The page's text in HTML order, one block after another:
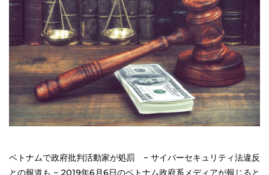
ベトナムで政府批判活動家が処罰 − サイバーセキュリティ法違反
との報道も − 2019年6月6日のベトナム政府系メディアが報じると